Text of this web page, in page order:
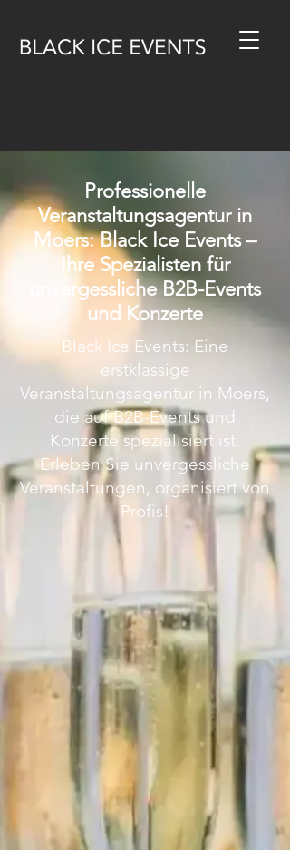
Professionelle
Veranstaltungsagentur in
Moers: Black Ice Events –
Ihre Spezialisten für
unvergessliche B2B-Events
und Konzerte
Black Ice Events: Eine
erstklassige
Veranstaltungsagentur in Moers,
die auf B2B-Events und
Konzerte spezialisiert ist.
Erleben Sie unvergessliche
Veranstaltungen, organisiert von
Profis!